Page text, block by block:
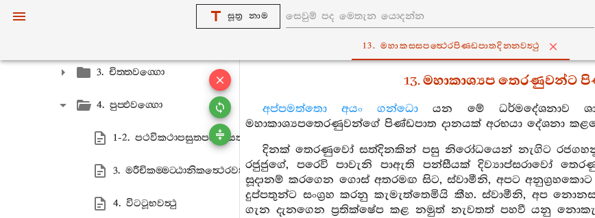
සූත්‍ර නාම
13. මහාකස‍්සපත්‍ථෙරපිණ‍්ඩපාතදින‍්නවත්‍ථු
3. චිත‍්තවග‍්ගො
4. පුප‍්ඵවග‍්ගො
1-2. පථවිකථාපසුතපඤ‍්චසතභික‍්ඛුවත්‍ථු
3. මරීචිකම‍්මට‍්ඨානිකත්‍ථෙරවත්‍ථු
4. විටටූභවත්‍ථු
13. මහාකාශ්‍යප තෙරණුවන්ට
අප්පමත්තො අයං ගන්ධො යන මේ ධර්මදේශනාව
මහාකාශ්‍යපතෙරණුවන්ගේ පිණ්ඩපාත දානයක් අරභයා දේශනා
දිනක් තෙරණුවෝ සත්දිනකින් පසු නිරෝධයෙන් නැගිට
රජුජුගේ, පරෙවි පාවැනි පාඇති පන්සීයක් දිව්‍යාප්සරාවෝ
සූදානම් කරගෙන ගොස් අතරමඟ සිට, ස්වාමීනි, අපට
දුප්පතුන්ට සංග්‍රහ කරනු කැමැත්තෙමියි කීහ. ස්වාමීනි, අප
ගැන දැනගෙන ප්‍රතික්ෂේප කළ නමුත් නැවතත් පහවී යනු